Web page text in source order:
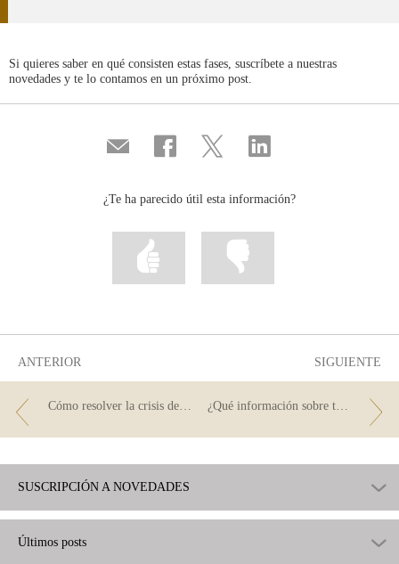
Si quieres saber en qué consisten estas fases, suscríbete a nuestras
novedades y te lo contamos en un próximo post.
Compartir
por
Compartir
en
Compartir
en
Compartir
en
¿Te ha parecido útil esta información?
Marcar
información
ANTERIOR SIGUIENTE
¿Qué información sobre tu cuenta está tu banco obligado a comunicarte?
SUSCRIPCIÓN A NOVEDADES
Últimos posts